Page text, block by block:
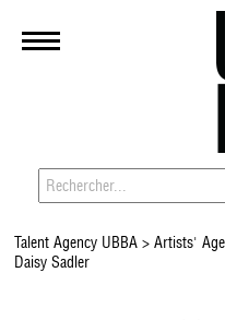
Talent Agency UBBA>Artists'
Daisy Sadler